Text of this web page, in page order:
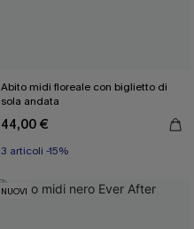
Abito midi floreale con biglietto di
sola andata
44,00 €
3 articoli -15%
NUOVI